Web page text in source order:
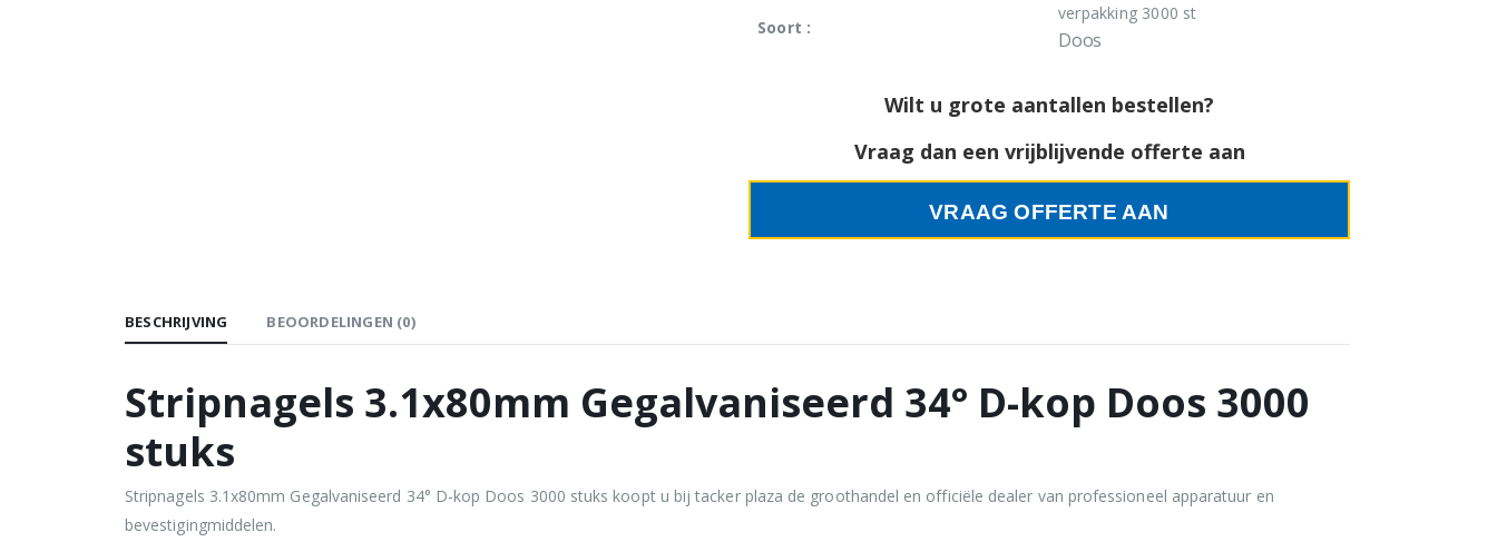
Soort :
verpakking 3000 st
Doos
Wilt u grote aantallen bestellen?
Vraag dan een vrijblijvende offerte aan
VRAAG OFFERTE AAN
BESCHRIJVING BEOORDELINGEN (0)
Stripnagels 3.1x80mm Gegalvaniseerd 34° D-kop Doos 3000
stuks
Stripnagels 3.1x80mm Gegalvaniseerd 34° D-kop Doos 3000 stuks koopt u bij tacker plaza de groothandel en officiële dealer van professioneel apparatuur en
bevestigingmiddelen.